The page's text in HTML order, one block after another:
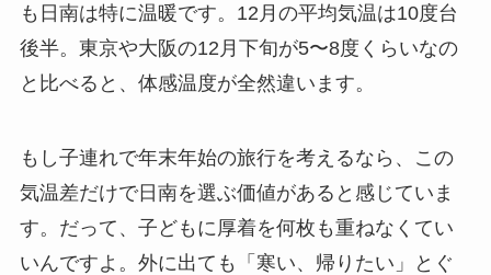
も日南は特に温暖です。12月の平均気温は10度台
後半。東京や大阪の12月下旬が5〜8度くらいなの
と比べると、体感温度が全然違います。
もし子連れで年末年始の旅行を考えるなら、この
気温差だけで日南を選ぶ価値があると感じていま
す。だって、子どもに厚着を何枚も重ねなくてい
いんですよ。外に出ても「寒い、帰りたい」とぐ